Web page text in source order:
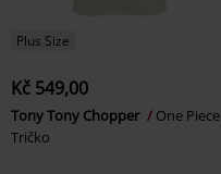
Plus Size
Kč 549,00
Tony Tony Chopper
One Piece
Tričko